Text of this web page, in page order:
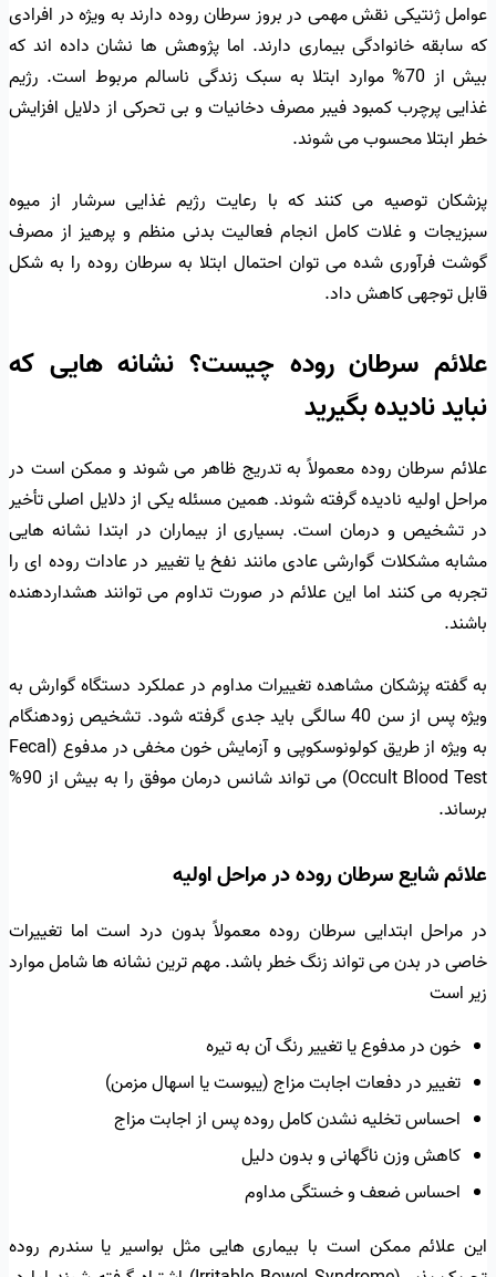
عوامل ژنتیکی نقش مهمی در بروز سرطان روده دارند به ویژه در افرادی
که سابقه خانوادگی بیماری دارند. اما پژوهش ها نشان داده اند که
بیش از 70% موارد ابتلا به سبک زندگی ناسالم مربوط است. رژیم
غذایی پرچرب کمبود فیبر مصرف دخانیات و بی تحرکی از دلایل افزایش
خطر ابتلا محسوب می شوند.
پزشکان توصیه می کنند که با رعایت رژیم غذایی سرشار از میوه
سبزیجات و غلات کامل انجام فعالیت بدنی منظم و پرهیز از مصرف
گوشت فرآوری شده می توان احتمال ابتلا به سرطان روده را به شکل
قابل توجهی کاهش داد.
علائم سرطان روده چیست؟ نشانه هایی که
نباید نادیده بگیرید
علائم سرطان روده معمولاً به تدریج ظاهر می شوند و ممکن است در
مراحل اولیه نادیده گرفته شوند. همین مسئله یکی از دلایل اصلی تأخیر
در تشخیص و درمان است. بسیاری از بیماران در ابتدا نشانه هایی
مشابه مشکلات گوارشی عادی مانند نفخ یا تغییر در عادات روده ای را
تجربه می کنند اما این علائم در صورت تداوم می توانند هشداردهنده
باشند.
به گفته پزشکان مشاهده تغییرات مداوم در عملکرد دستگاه گوارش به
ویژه پس از سن 40 سالگی باید جدی گرفته شود. تشخیص زودهنگام
به ویژه از طریق کولونوسکوپی و آزمایش خون مخفی در مدفوع (Fecal
Occult Blood Test) می تواند شانس درمان موفق را به بیش از 90%
برساند.
علائم شایع سرطان روده در مراحل اولیه
در مراحل ابتدایی سرطان روده معمولاً بدون درد است اما تغییرات
خاصی در بدن می تواند زنگ خطر باشد. مهم ترین نشانه ها شامل موارد
زیر است
خون در مدفوع یا تغییر رنگ آن به تیره
تغییر در دفعات اجابت مزاج (یبوست یا اسهال مزمن)
احساس تخلیه نشدن کامل روده پس از اجابت مزاج
کاهش وزن ناگهانی و بدون دلیل
احساس ضعف و خستگی مداوم
این علائم ممکن است با بیماری هایی مثل بواسیر یا سندرم روده